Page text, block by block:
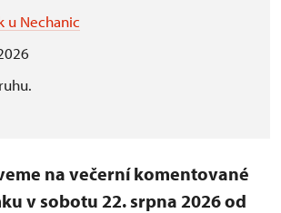
u Nechanic
na večerní komentované
v sobotu 22. srpna 2026 od